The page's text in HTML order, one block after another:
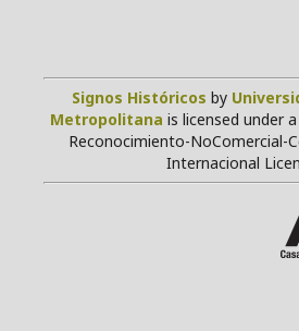
Signos Históricos by
Metropolitana is licensed under
Reconocimiento-NoComercial-
Internacional